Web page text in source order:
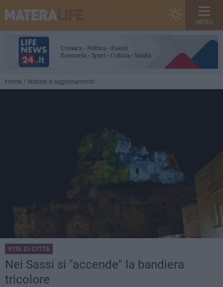
MENU
Home Notizie e aggiornamenti
VITA DI CITTÀ
Nei Sassi si "accende" la bandiera
tricolore